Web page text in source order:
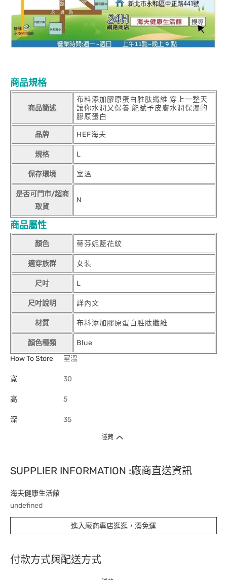
商品規格
商品簡述
布料添加膠原蛋白胜肽纖維 穿上一整天
讓你水潤又保養 能賦予皮膚水潤保濕的
膠原蛋白
品牌 HEF海夫
規格 L
保存環境 室溫
是否可門市/超商
取貨
N
商品屬性
顏色 蒂芬妮藍花紋
適穿族群 女裝
尺吋 L
尺吋說明 詳內文
材質 布料添加膠原蛋白胜肽纖維
顏色種類
Blue
How To Store
室溫
寬 30
高 5
深 35
隱藏
SUPPLIER INFORMATION :廠商直送資訊
海夫健康生活館
undefined
進入廠商專店逛逛，湊免運
付款方式與配送方式